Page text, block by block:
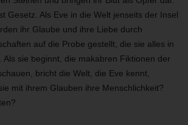
Gesetz. Als Eve in die Welt jenseits der Insel
ihr Glaube und ihre Liebe durch
auf die Probe gestellt, die sie alles in
Als sie beginnt, die makabren Fiktionen der
bricht die Welt, die Eve kennt,
mit ihrem Glauben ihre Menschlichkeit?